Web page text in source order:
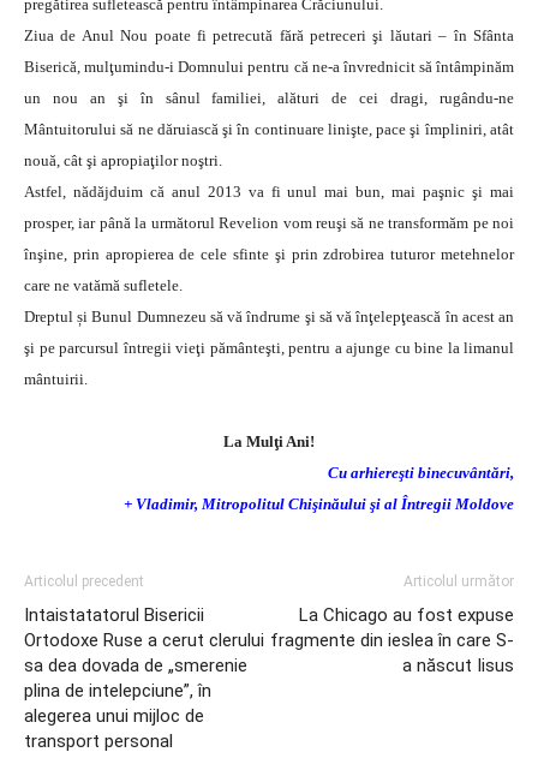
pregătirea sufletească pentru întâmpinarea Crăciunului.
Ziua de Anul Nou poate fi petrecută fără petreceri şi lăutari – în Sfânta
Biserică, mulţumindu-i Domnului pentru că ne-a învrednicit să întâmpinăm
un nou an şi în sânul familiei, alături de cei dragi, rugându-ne
Mântuitorului să ne dăruiască şi în continuare linişte, pace şi împliniri, atât
nouă, cât şi apropiaţilor noştri.
Astfel, nădăjduim că anul 2013 va fi unul mai bun, mai paşnic şi mai
prosper, iar până la următorul Revelion vom reuşi să ne transformăm pe noi
înşine, prin apropierea de cele sfinte şi prin zdrobirea tuturor metehnelor
care ne vatămă sufletele.
Dreptul și Bunul Dumnezeu să vă îndrume şi să vă înţelepţească în acest an
şi pe parcursul întregii vieţi pământeşti, pentru a ajunge cu bine la limanul
mântuirii.
La Mulţi Ani!
Cu arhiereşti binecuvântări,
+ Vladimir, Mitropolitul Chişinăului şi al Întregii Moldove
Articolul precedent
Intaistatatorul Bisericii
Ortodoxe Ruse a cerut clerului
sa dea dovada de „smerenie
plina de intelepciune”, în
alegerea unui mijloc de
transport personal
Articolul următor
La Chicago au fost expuse
fragmente din ieslea în care S-
a născut Iisus